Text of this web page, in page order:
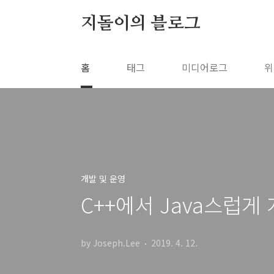
지돌이의 블로그
홈 태그 미디어로그
개발 및 운영
C++에서 Java스럽게
by Joseph.Lee 2019. 4. 12.